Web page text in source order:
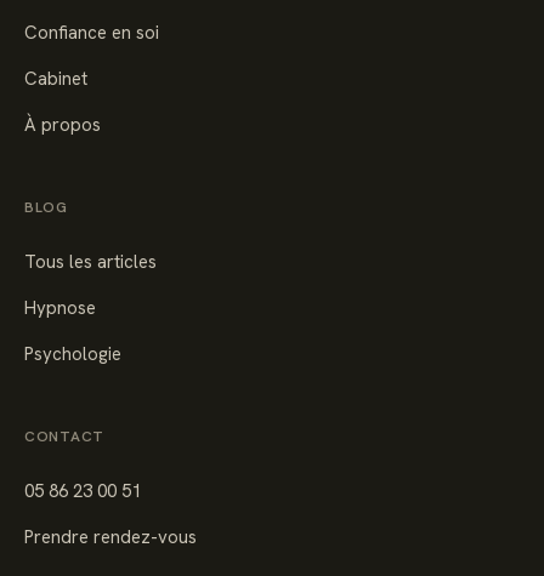
Confiance en soi
Cabinet
À propos
BLOG
Tous les articles
Hypnose
Psychologie
CONTACT
05 86 23 00 51
Prendre rendez-vous